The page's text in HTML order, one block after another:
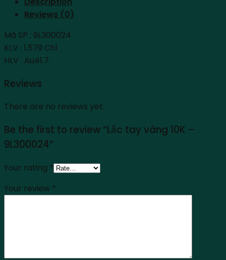
Reviews (0)
Mã SP : 9L300024
KLV : 1,579 Chỉ
HLV : Au41.7
Reviews
There are no reviews yet.
Be the first to review “Lắc tay vàng 10K –
9L300024”
Your rating *
Your review *